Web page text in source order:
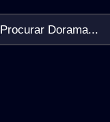
Procurar Dorama...